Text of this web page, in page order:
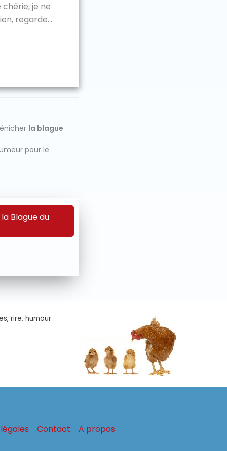
chérie, je ne
regarde...
la blague
pour le
Blague du
rire, humour
Contact A propos